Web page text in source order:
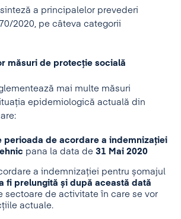
a principalelor prevederi
2020, pe câteva categorii
măsuri de protecție socială
mai multe măsuri
epidemiologică actuală din
perioada de acordare a indemnizației
pana la data de 31 Mai 2020
a indemnizației pentru șomajul
fi prelungită și după această dată
sectoare de activitate în care se vor
actuale.